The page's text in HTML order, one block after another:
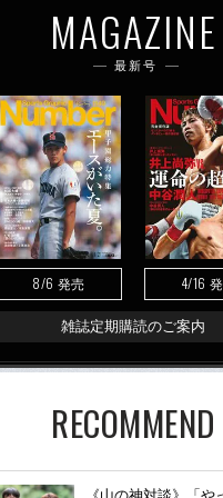
MAGAZINE
最新号
8/6 発売 4/16
雑誌定期購読のご案内
RECOMMEND